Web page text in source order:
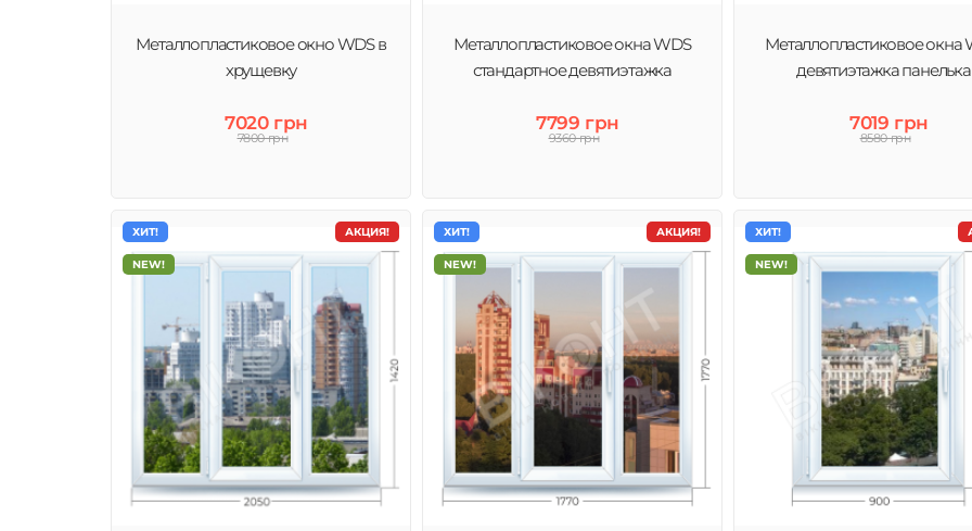
Металлопластиковое окно WDS в
хрущевку
7020 грн
7800 грн
Металлопластиковое окна WDS
стандартное девятиэтажка
7799 грн
9360 грн
Металлопластиковое окна
девятиэтажка панелька
7019 грн
8580 грн
АКЦИЯ!
ХИТ!
NEW!
АКЦИЯ!
ХИТ!
NEW!
ХИТ!
NEW!